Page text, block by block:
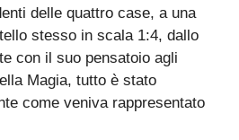
delle quattro case, a una
stesso in scala 1:4, dallo
con il suo pensatoio agli
Magia, tutto è stato
come veniva rappresentato